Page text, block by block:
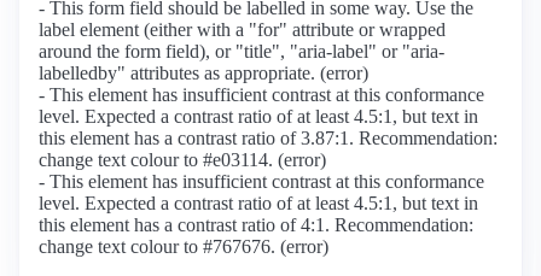
- This form field should be labelled in some way. Use the
label element (either with a "for" attribute or wrapped
around the form field), or "title", "aria-label" or "aria-
labelledby" attributes as appropriate. (error)
- This element has insufficient contrast at this conformance
level. Expected a contrast ratio of at least 4.5:1, but text in
this element has a contrast ratio of 3.87:1. Recommendation:
change text colour to #e03114. (error)
- This element has insufficient contrast at this conformance
level. Expected a contrast ratio of at least 4.5:1, but text in
this element has a contrast ratio of 4:1. Recommendation:
change text colour to #767676. (error)